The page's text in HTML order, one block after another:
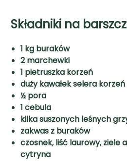
Składniki na
1 kg buraków
2 marchewki
1 pietruszka korzeń
duży kawałek selera korzeń
½ pora
1 cebula
kilka suszonych leśnych
zakwas z buraków
czosnek, liść laurowy, ziele
cytryna